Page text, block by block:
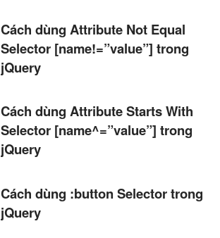
Cách dùng Attribute Not Equal
Selector [name!=”value”] trong
jQuery
Cách dùng Attribute Starts With
Selector [name^=”value”] trong
jQuery
Cách dùng :button Selector trong
jQuery